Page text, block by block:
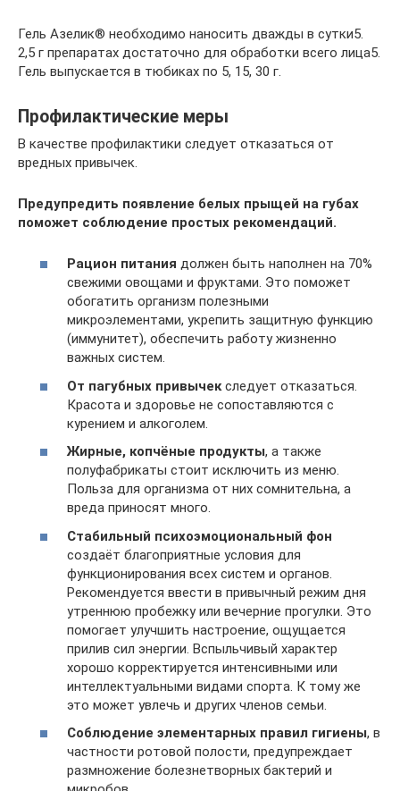
Гель Азелик® необходимо наносить дважды в сутки5.
2,5 г препаратах достаточно для обработки всего лица5.
Гель выпускается в тюбиках по 5, 15, 30 г.
Профилактические меры
В качестве профилактики следует отказаться от
вредных привычек.
Предупредить появление белых прыщей на губах
поможет соблюдение простых рекомендаций.
Рацион питания должен быть наполнен на 70%
свежими овощами и фруктами. Это поможет
обогатить организм полезными
микроэлементами, укрепить защитную функцию
(иммунитет), обеспечить работу жизненно
важных систем.
От пагубных привычек следует отказаться.
Красота и здоровье не сопоставляются с
курением и алкоголем.
Жирные, копчёные продукты, а также
полуфабрикаты стоит исключить из меню.
Польза для организма от них сомнительна, а
вреда приносят много.
Стабильный психоэмоциональный фон
создаёт благоприятные условия для
функционирования всех систем и органов.
Рекомендуется ввести в привычный режим дня
утреннюю пробежку или вечерние прогулки. Это
помогает улучшить настроение, ощущается
прилив сил энергии. Вспыльчивый характер
хорошо корректируется интенсивными или
интеллектуальными видами спорта. К тому же
это может увлечь и других членов семьи.
Соблюдение элементарных правил гигиены, в
частности ротовой полости, предупреждает
размножение болезнетворных бактерий и